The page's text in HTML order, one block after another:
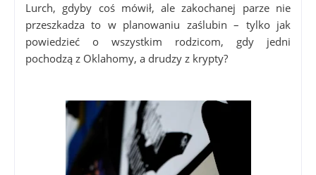
Lurch, gdyby coś mówił, ale zakochanej parze nie
przeszkadza to w planowaniu zaślubin – tylko jak
powiedzieć o wszystkim rodzicom, gdy jedni
pochodzą z Oklahomy, a drudzy z krypty?